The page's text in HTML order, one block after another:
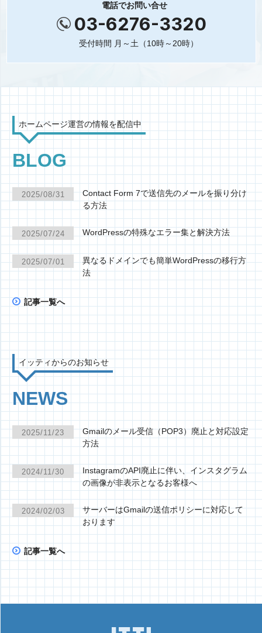
電話でお問い合せ
03-6276-3320
受付時間 月～土（10時～20時）
ホームページ運営の情報を配信中
BLOG
2025/08/31
Contact Form 7で送信先のメールを振り分け
る方法
2025/07/24 WordPressの特殊なエラー集と解決方法
2025/07/01
異なるドメインでも簡単WordPressの移行方
法
記事一覧へ
イッティからのお知らせ
NEWS
2025/11/23
Gmailのメール受信（POP3）廃止と対応設定
方法
2024/11/30
InstagramのAPI廃止に伴い、インスタグラム
の画像が非表示となるお客様へ
2024/02/03
サーバーはGmailの送信ポリシーに対応して
おります
記事一覧へ